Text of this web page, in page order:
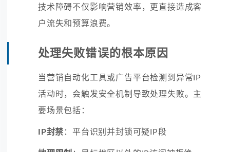
技术障碍不仅影响营销效率，更直接造成客
户流失和预算浪费。
处理失败错误的根本原因
当营销自动化工具或广告平台检测到异常IP
活动时，会触发安全机制导致处理失败。主
要场景包括：
IP封禁 ：平台识别并封锁可疑IP段